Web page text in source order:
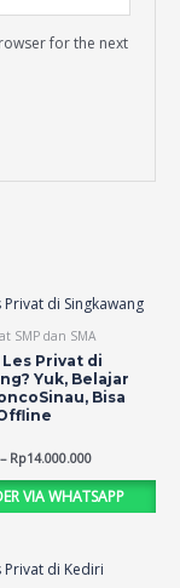
for the next
SMP dan SMA
Privat di
Yuk, Belajar
Bisa
– Rp14.000.000
VIA WHATSAPP